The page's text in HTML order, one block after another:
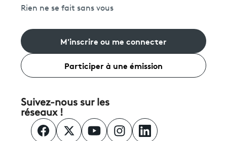
Rien ne se fait sans vous
M'inscrire ou me connecter
Participer à une émission
Suivez-nous sur les
réseaux !